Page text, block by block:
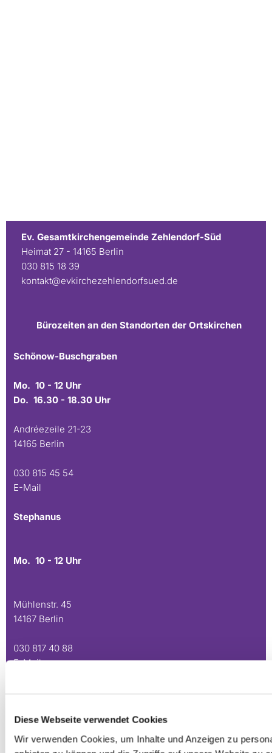
Diese Webseite verwendet Cookies
Wir verwenden Cookies, um Inhalte und Anzeigen zu
Ev. Gesamtkirchengemeinde Zehlendorf-Süd
Heimat 27 - 14165 Berlin
030 815 18 39
kontakt@evkirchezehlendorfsued.de
Bürozeiten an den Standorten der Ortskirchen
Schönow-Buschgraben
Mo. 10 - 12 Uhr
Do. 16.30 - 18.30 Uhr
Andréezeile 21-23
14165 Berlin
030 815 45 54
E-Mail
Stephanus
Mo. 10 - 12 Uhr
Mühlenstr. 45
14167 Berlin
030 817 40 88
E-Mail
Mi. 15 - 17 Uhr
Fr. 10 - 12 Uhr